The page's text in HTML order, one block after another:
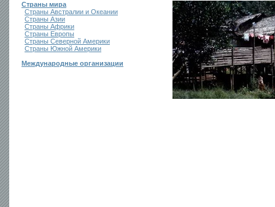
Страны мира
Страны Австралии и Океании
Страны Азии
Страны Африки
Страны Европы
Страны Северной Америки
Страны Южной Америки
Международные организации